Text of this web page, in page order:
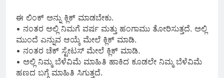
ಈ ಲಿಂಕ್ ಅನ್ನು ಕ್ಲಿಕ್ ಮಾಡಬೇಕು.
• ನಂತರ ಅಲ್ಲಿ ನಿಮಗೆ ವರ್ಷ ಮತ್ತು ಹಂಗಾಮು ತೋರಿಸುತ್ತದೆ. ಅಲ್ಲಿ
ಮುಂದೆ ಎನ್ನುವ ಆಯ್ಕೆ ಮೇಲೆ ಕ್ಲಿಕ್ ಮಾಡಿ.
• ನಂತರ ಚೆಕ್ ಸ್ಟೇಟಸ್ ಮೇಲೆ ಕ್ಲಿಕ್ ಮಾಡಿ.
• ಅಲ್ಲಿ ನಿಮ್ಮ ಬೆಳೆವಿಮೆ ಮಾಹಿತಿ ಹಾಕಿದ ಕೂಡಲೇ ನಿಮ್ಮ ಬೆಳೆವಿಮೆ
ಹಣದ ಬಗ್ಗೆ ಮಾಹಿತಿ ಸಿಗುತ್ತದೆ.